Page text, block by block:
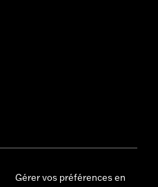
Gérer vos préférences en